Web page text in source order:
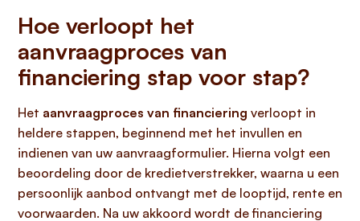
Hoe verloopt het
aanvraagproces van
financiering stap voor stap?
Het aanvraagproces van financiering verloopt in
heldere stappen, beginnend met het invullen en
indienen van uw aanvraagformulier. Hierna volgt een
beoordeling door de kredietverstrekker, waarna u een
persoonlijk aanbod ontvangt met de looptijd, rente en
voorwaarden. Na uw akkoord wordt de financiering